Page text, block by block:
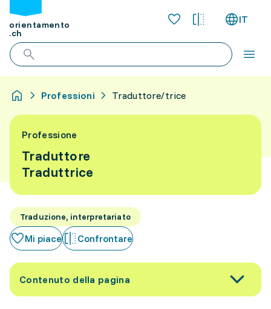
orientamento
.ch
IT
Professioni Traduttore/trice
Professione
Traduttore
Traduttrice
Traduzione, interpretariato
Mi piace Confrontare
Contenuto della pagina